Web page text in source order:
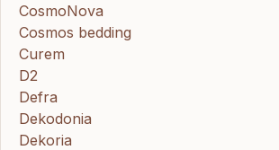
CosmoNova
Cosmos bedding
Curem
D2
Defra
Dekodonia
Dekoria